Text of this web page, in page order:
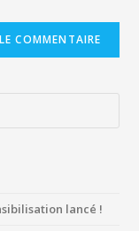
lancé !